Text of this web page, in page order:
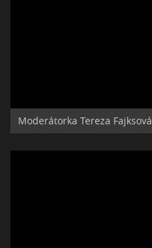
Moderátorka Tereza Fajksová